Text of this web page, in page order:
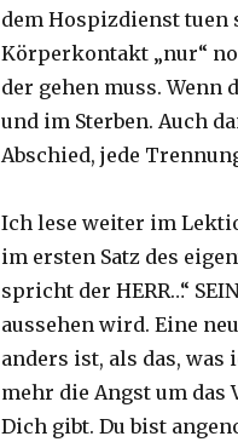
dem Hospizdienst tuen
Körperkontakt „nur“
der gehen muss. Wenn
und im Sterben. Auch
Abschied, jede
Ich lese weiter im
im ersten Satz des
spricht der HERR…“
aussehen wird. Eine
anders ist, als das,
mehr die Angst um das
Dich gibt. Du bist